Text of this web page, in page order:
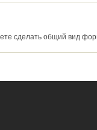
сделать общий вид